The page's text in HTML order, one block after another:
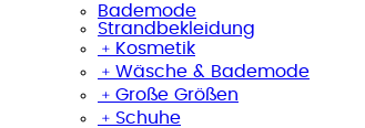
Bademode
Strandbekleidung
﹢ Kosmetik
﹢ Wäsche & Bademode
﹢ Große Größen
﹢ Schuhe